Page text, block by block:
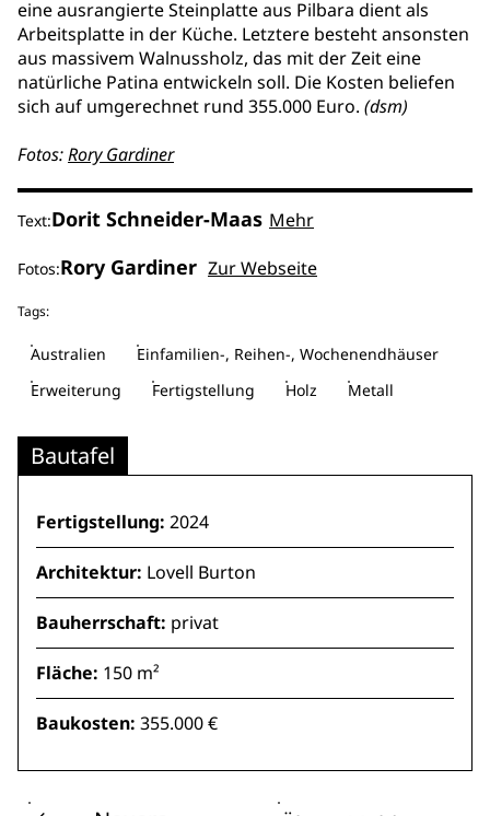
eine ausrangierte Steinplatte aus Pilbara dient als
Arbeitsplatte in der Küche. Letztere besteht ansonsten
aus massivem Walnussholz, das mit der Zeit eine
natürliche Patina entwickeln soll. Die Kosten beliefen
sich auf umgerechnet rund 355.000 Euro. (dsm)
Fotos:Rory Gardiner
Text:Dorit Schneider-Maas Mehr
Fotos:Rory Gardiner Zur Webseite
Tags:
Australien
Einfamilien-, Reihen-, Wochenendhäuser
Erweiterung
Fertigstellung Holz Metall
Bautafel
Fertigstellung: 2024
Architektur: Lovell Burton
Bauherrschaft: privat
Fläche: 150 m²
Baukosten: 355.000 €